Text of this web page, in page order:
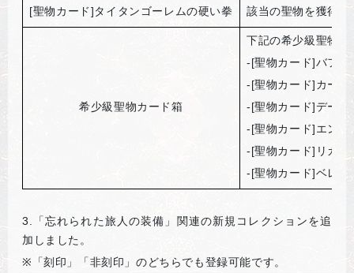
[聖物カード]タイタンゴーレムの硬い拳 該当の聖物を獲得
希少級聖物カード箱
下記の希少級聖物
-[聖物カード]バフ
-[聖物カード]カーツ
-[聖物カード]デーモ
-[聖物カード]エン
-[聖物カード]リカン
-[聖物カード]ベレス
3.
「忘れられた旅人の装備」関連の新規コレクションを追
加しました。
※
「刻印」「非刻印」のどちらでも登録可能です。